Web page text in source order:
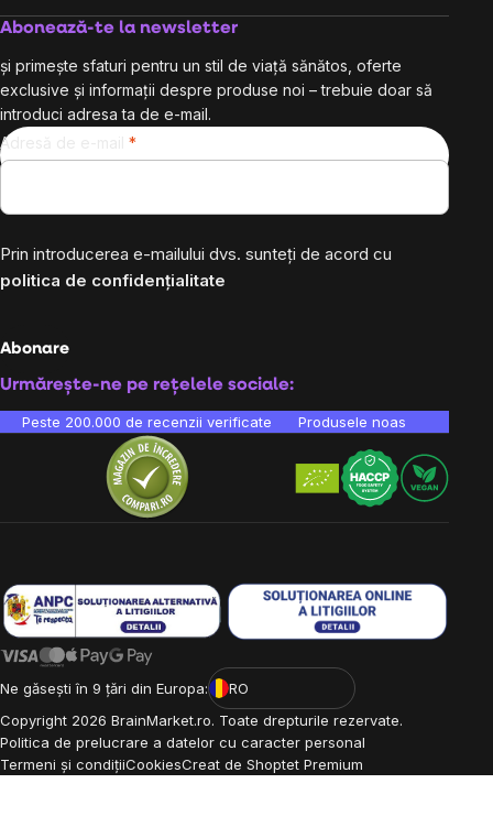
Abonează-te la newsletter
și primește sfaturi pentru un stil de viață sănătos, oferte
exclusive și informații despre produse noi – trebuie doar să
introduci adresa ta de e-mail.
Adresă de e-mail
Prin introducerea e-mailului dvs. sunteți de acord cu
politica de confidențialitate
Abonare
Urmărește-ne pe rețelele sociale:
Peste 200.000 de recenzii verificate Produsele noastre sunt
Ne găsești în 9 țări din Europa:
RO
Copyright 2026 BrainMarket.ro. Toate drepturile rezervate.
Politica de prelucrare a datelor cu caracter personal
Termeni și condițiiCookiesCreat de Shoptet Premium